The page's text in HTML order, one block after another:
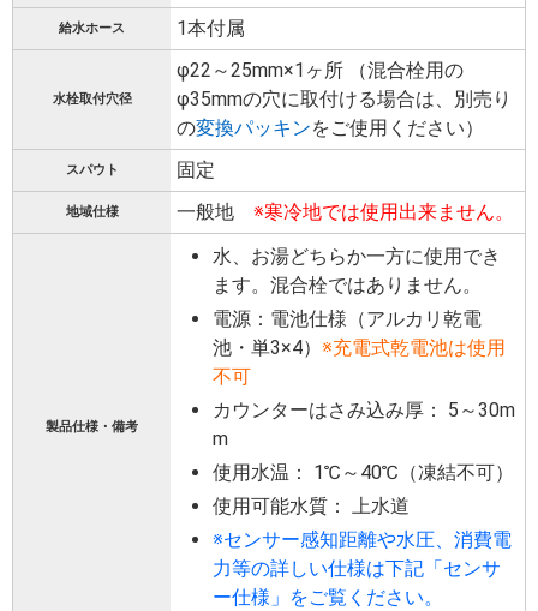
給水ホース 1本付属
水栓取付穴径
φ22～25mm×1ヶ所 （混合栓用の
φ35mmの穴に取付ける場合は、別売り
の変換パッキンをご使用ください）
スパウト 固定
地域仕様 一般地 ※寒冷地では使用出来ません。
製品仕様・備考
水、お湯どちらか一方に使用でき
ます。混合栓ではありません。
電源：電池仕様（アルカリ乾電
池・単3×4） ※充電式乾電池は使用
不可
カウンターはさみ込み厚： 5～30m
m
使用水温： 1℃～40℃（凍結不可）
使用可能水質： 上水道
※センサー感知距離や水圧、消費電
力等の詳しい仕様は下記「センサ
ー仕様」をご覧ください。